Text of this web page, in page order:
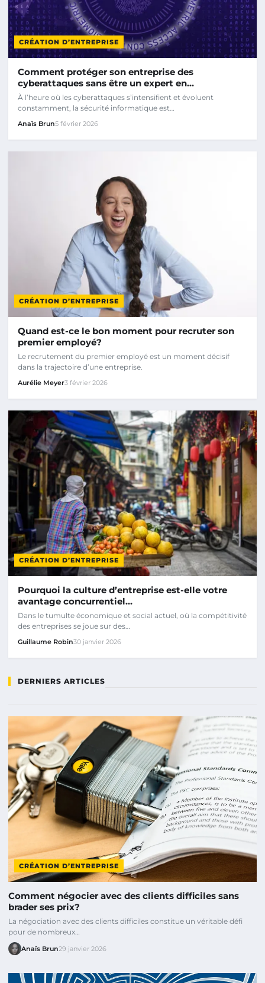
CRÉATION D’ENTREPRISE
Comment protéger son entreprise des
cyberattaques sans être un expert en…
À l’heure où les cyberattaques s’intensifient et évoluent
constamment, la sécurité informatique est…
Anaïs Brun5 février 2026
CRÉATION D’ENTREPRISE
Quand est-ce le bon moment pour recruter son
premier employé?
Le recrutement du premier employé est un moment décisif
dans la trajectoire d’une entreprise.
Aurélie Meyer3 février 2026
CRÉATION D’ENTREPRISE
Pourquoi la culture d’entreprise est-elle votre
avantage concurrentiel…
Dans le tumulte économique et social actuel, où la compétitivité
des entreprises se joue sur des…
Guillaume Robin30 janvier 2026
DERNIERS ARTICLES
CRÉATION D’ENTREPRISE
Comment négocier avec des clients difficiles sans
brader ses prix?
La négociation avec des clients difficiles constitue un véritable défi
pour de nombreux…
Anaïs Brun29 janvier 2026